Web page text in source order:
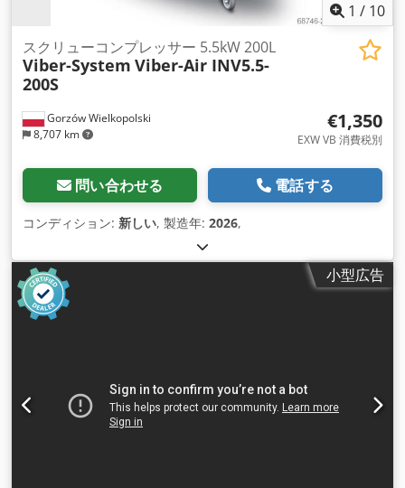
1 / 10
Gorzów Wielkopolski
8,707 km
スクリューコンプレッサー 5.5kW 200L
Viber-System Viber-Air INV5.5-
200S
€1,350
EXW VB 消費税別
問い合わせる 電話する
コンディション: 新しい, 製造年: 2026,
小型広告